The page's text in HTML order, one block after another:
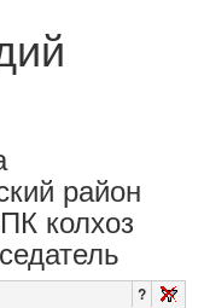
район
колхоз
?